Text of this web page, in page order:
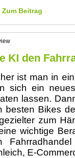
Zum Beitrag
KI den
ist man in
sich ein
lassen.
besten Bikes
zum
wichtige
E-